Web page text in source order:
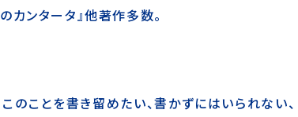
カンタータ』他著作多数。
のことを書き留めたい、書かずにはいられない